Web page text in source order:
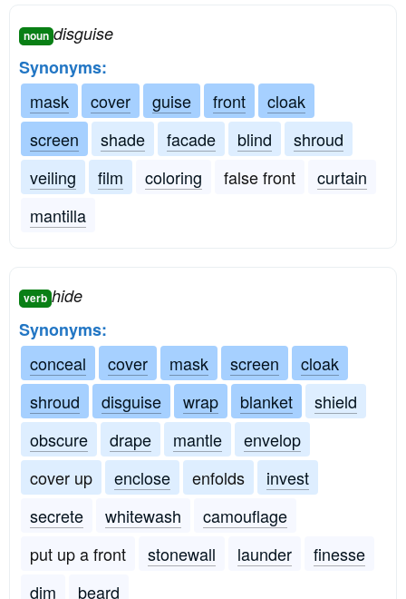
noun disguise
Synonyms:
mask
cover guise front
cloak
screen
shade facade blind
shroud
veiling
film coloring false front
curtain
mantilla
verb hide
Synonyms:
conceal
cover mask screen
cloak
shroud
disguise wrap blanket
shield
obscure
drape mantle
envelop
cover up
enclose enfolds
invest
secrete
whitewash
camouflage
put up a front
stonewall launder
finesse
dim
beard